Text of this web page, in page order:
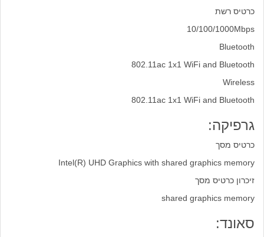
כרטיס רשת
10/100/1000Mbps
Bluetooth
802.11ac 1x1 WiFi and Bluetooth
Wireless
802.11ac 1x1 WiFi and Bluetooth
גרפיקה:
כרטיס מסך
Intel(R) UHD Graphics with shared graphics memory
זיכרון כרטיס מסך
shared graphics memory
סאונד: